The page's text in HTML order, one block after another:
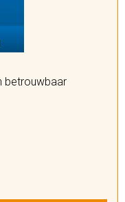
betrouwbaar